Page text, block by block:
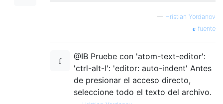
— Hristian Yordanov
fuente
@IB Pruebe con 'atom-text-editor':
'ctrl-alt-l': 'editor: auto-indent' Antes
de presionar el acceso directo,
seleccione todo el texto del archivo.